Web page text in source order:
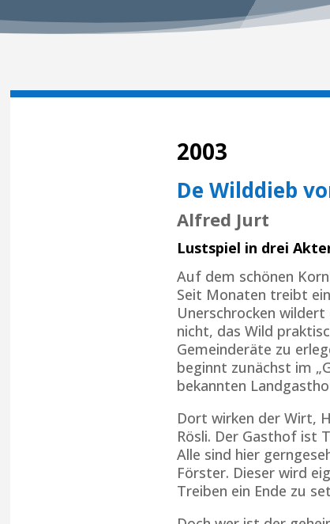
2003
De Wilddieb
Alfred Jurt
Lustspiel in drei
Auf dem schönen
Seit Monaten treibt
Unerschrocken
nicht, das Wild
Gemeinderäte zu
beginnt zunächst im
bekannten
Dort wirken der Wirt,
Rösli. Der Gasthof ist
Alle sind hier
Förster. Dieser wird
Treiben ein Ende zu